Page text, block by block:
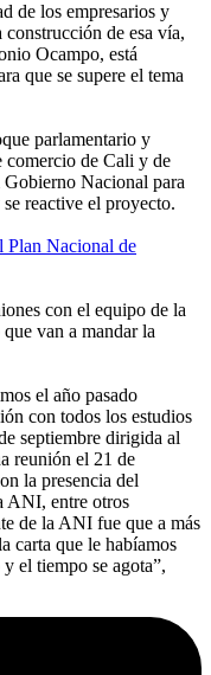
de los empresarios y
de esa vía,
Ocampo, está
que se supere el tema
parlamentario y
comercio de Cali y de
Gobierno Nacional para
reactive el proyecto.
Plan Nacional de
con el equipo de la
van a mandar la
el año pasado
con todos los estudios
septiembre dirigida al
reunión el 21 de
la presencia del
ANI, entre otros
de la ANI fue que a más
carta que le habíamos
el tiempo se agota”,